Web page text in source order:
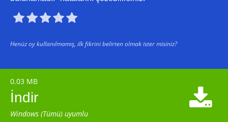

Henüz oy kullanılmamış, ilk fikrini belirten olmak ister misiniz?
0.03 MB
İndir
Windows (Tümü) uyumlu
